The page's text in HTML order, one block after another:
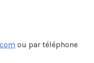
ou par téléphone